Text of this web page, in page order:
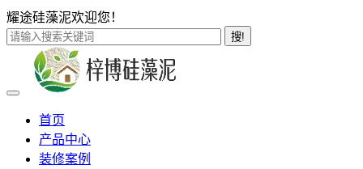
耀途硅藻泥欢迎您！
搜!
首页
产品中心
装修案例